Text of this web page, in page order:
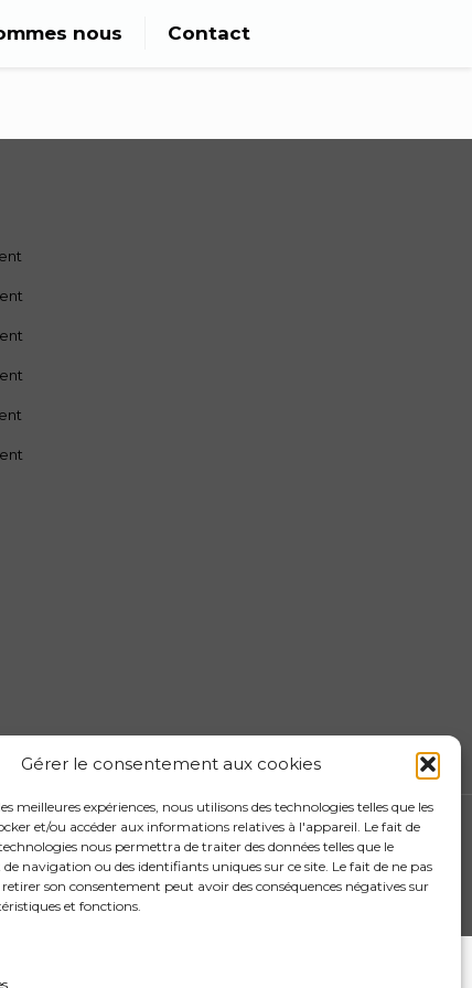
Gérer le consentement aux cookies
meilleures expériences, nous utilisons des technologies telles que les
et/ou accéder aux informations relatives à l'appareil. Le fait de
nous permettra de traiter des données telles que le
navigation ou des identifiants uniques sur ce site. Le fait de ne pas
son consentement peut avoir des conséquences négatives sur
et fonctions.
nous Contact